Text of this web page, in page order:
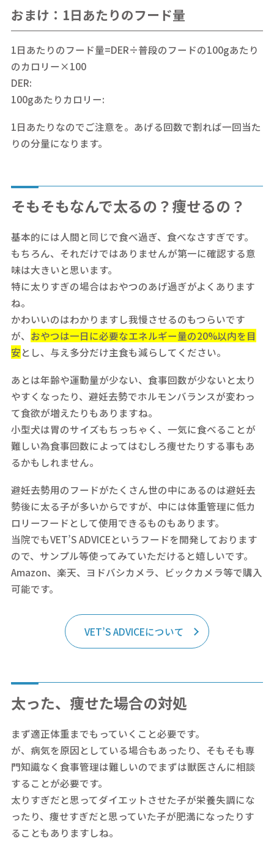
おまけ：1日あたりのフード量
1日あたりのフード量=DER÷普段のフードの100gあたり
のカロリー×100
DER:
100gあたりカロリー:
1日あたりなのでご注意を。あげる回数で割れば一回当た
りの分量になります。
そもそもなんで太るの？痩せるの？
基本的には人間と同じで食べ過ぎ、食べなさすぎです。
もちろん、それだけではありませんが第一に確認する意
味は大きいと思います。
特に太りすぎの場合はおやつのあげ過ぎがよくあります
ね。
かわいいのはわかりますし我慢させるのもつらいです
が、 おやつは一日に必要なエネルギー量の20%以内を目
安とし、与え多分だけ主食も減らしてください。
あとは年齢や運動量が少ない、食事回数が少ないと太り
やすくなったり、避妊去勢でホルモンバランスが変わっ
て食欲が増えたりもありますね。
小型犬は胃のサイズもちっちゃく、一気に食べることが
難しい為食事回数によってはむしろ痩せたりする事もあ
るかもしれません。
避妊去勢用のフードがたくさん世の中にあるのは避妊去
勢後に太る子が多いからですが、中には体重管理に低カ
ロリーフードとして使用できるものもあります。
当院でもVET’S ADVICEというフードを開発しております
ので、サンプル等使ってみていただけると嬉しいです。
Amazon、楽天、ヨドバシカメラ、ビックカメラ等で購入
可能です。
VET’S ADVICEについて
太った、痩せた場合の対処
まず適正体重までもっていくこと必要です。
が、病気を原因としている場合もあったり、そもそも専
門知識なく食事管理は難しいのでまずは獣医さんに相談
することが必要です。
太りすぎだと思ってダイエットさせた子が栄養失調にな
ったり、痩せすぎだと思っていた子が肥満になったりす
ることもありますしね。